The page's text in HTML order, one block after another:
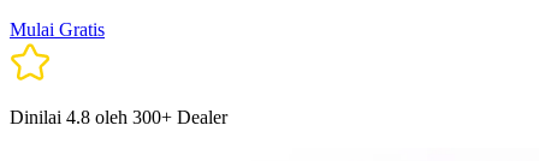
Mulai Gratis
Dinilai 4.8 oleh 300+ Dealer